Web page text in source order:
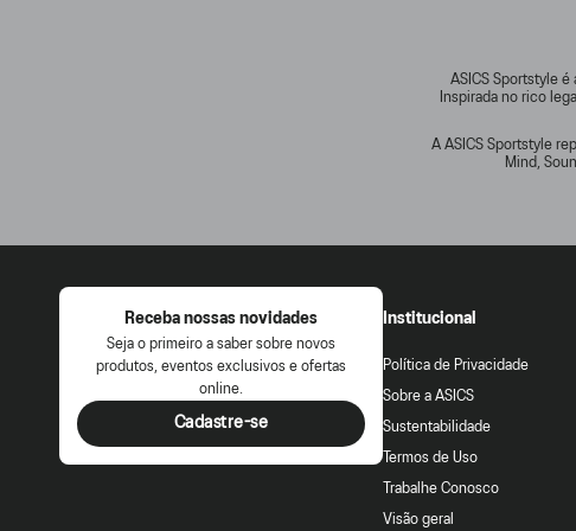
ASICS Sportstyle
Inspirada no rico
A ASICS Sportstyle
Mind,
Receba nossas novidades
Seja o primeiro a saber sobre novos
produtos, eventos exclusivos e ofertas
online.
Cadastre-se
Institucional
Política de Privacidade
Sobre a ASICS
Sustentabilidade
Termos de Uso
Trabalhe Conosco
Visão geral